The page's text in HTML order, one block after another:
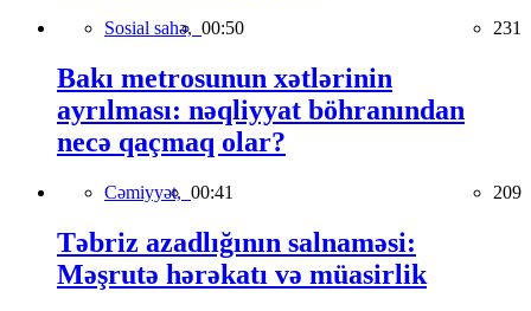
Sosial sahə, 00:50 231
Bakı metrosunun xətlərinin
ayrılması: nəqliyyat böhranından
necə qaçmaq olar?
Cəmiyyət, 00:41 209
Təbriz azadlığının salnaməsi:
Məşrutə hərəkatı və müasirlik